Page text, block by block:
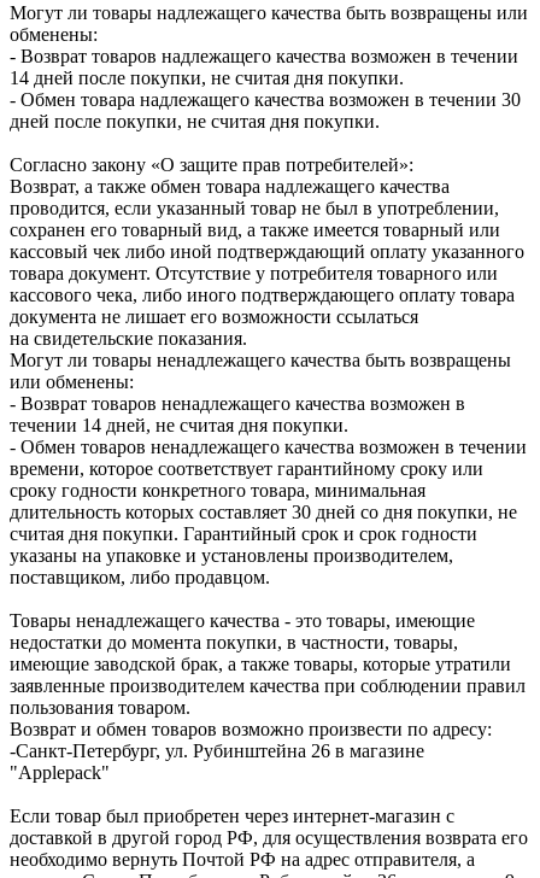
Могут ли товары надлежащего качества быть возвращены или
обменены:
- Возврат товаров надлежащего качества возможен в течении
14 дней после покупки, не считая дня покупки.
- Обмен товара надлежащего качества возможен в течении 30
дней после покупки, не считая дня покупки.
Согласно закону «О защите прав потребителей»:
Возврат, а также обмен товара надлежащего качества
проводится, если указанный товар не был в употреблении,
сохранен его товарный вид, а также имеется товарный или
кассовый чек либо иной подтверждающий оплату указанного
товара документ. Отсутствие у потребителя товарного или
кассового чека, либо иного подтверждающего оплату товара
документа не лишает его возможности ссылаться
на свидетельские показания.
Могут ли товары ненадлежащего качества быть возвращены
или обменены:
- Возврат товаров ненадлежащего качества возможен в
течении 14 дней, не считая дня покупки.
- Обмен товаров ненадлежащего качества возможен в течении
времени, которое соответствует гарантийному сроку или
сроку годности конкретного товара, минимальная
длительность которых составляет 30 дней со дня покупки, не
считая дня покупки. Гарантийный срок и срок годности
указаны на упаковке и установлены производителем,
поставщиком, либо продавцом.
Товары ненадлежащего качества - это товары, имеющие
недостатки до момента покупки, в частности, товары,
имеющие заводской брак, а также товары, которые утратили
заявленные производителем качества при соблюдении правил
пользования товаром.
Возврат и обмен товаров возможно произвести по адресу:
-Санкт-Петербург, ул. Рубинштейна 26 в магазине
"Applepack"
Если товар был приобретен через интернет-магазин с
доставкой в другой город РФ, для осуществления возврата его
необходимо вернуть Почтой РФ на адрес отправителя, а